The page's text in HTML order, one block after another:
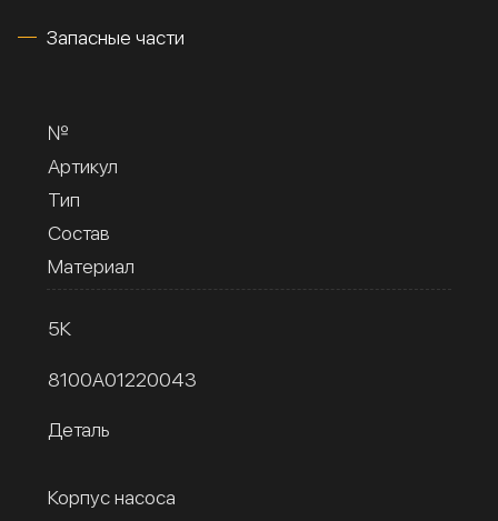
Запасные части
№
Артикул
Тип
Состав
Материал
5К
8100A01220043
Деталь
Корпус насоса